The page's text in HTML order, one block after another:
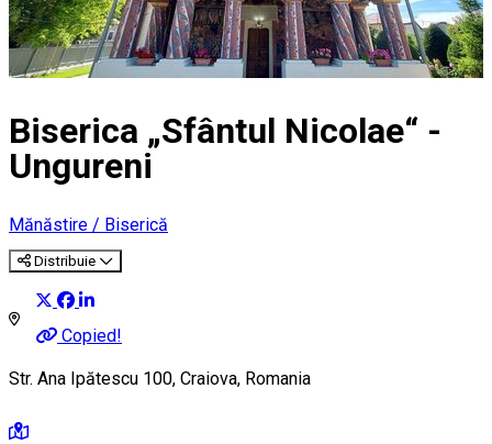
Biserica „Sfântul Nicolae“ -
Ungureni
Mănăstire / Biserică
Distribuie
Copied!
Str. Ana Ipătescu 100, Craiova, Romania